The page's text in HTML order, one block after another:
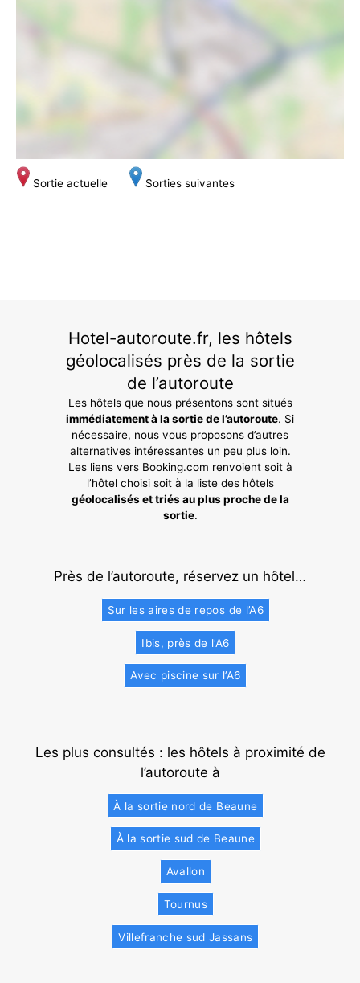
Sortie actuelle Sorties suivantes
Hotel-autoroute.fr, les hôtels
géolocalisés près de la sortie
de l’autoroute
Les hôtels que nous présentons sont situés
immédiatement à la sortie de l’autoroute. Si
nécessaire, nous vous proposons d’autres
alternatives intéressantes un peu plus loin.
Les liens vers Booking.com renvoient soit à
l’hôtel choisi soit à la liste des hôtels
géolocalisés et triés au plus proche de la
sortie.
Près de l’autoroute, réservez un hôtel…
Sur les aires de repos de l’A6
Ibis, près de l’A6
Avec piscine sur l’A6
Les plus consultés : les hôtels à proximité de
l’autoroute à
À la sortie nord de Beaune
À la sortie sud de Beaune
Avallon
Tournus
Villefranche sud Jassans